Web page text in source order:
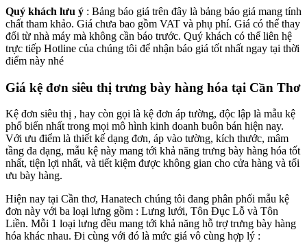
Quý khách lưu ý : Bảng báo giá trên đây là bảng báo giá mang tính
chất tham khảo. Giá chưa bao gồm VAT và phụ phí. Giá có thể thay
đổi từ nhà máy mà không cần báo trước. Quý khách có thể liên hệ
trực tiếp Hotline của chúng tôi để nhận báo giá tốt nhất ngay tại thời
điểm này nhé
Giá kệ đơn siêu thị trưng bày hàng hóa tại Cần Thơ
Kệ đơn siêu thị , hay còn gọi là kệ đơn áp tường, độc lập là mẫu kệ
phổ biến nhất trong mọi mô hình kinh doanh buôn bán hiện nay.
Với ưu điểm là thiết kế dạng đơn, áp vào tường, kích thước, mâm
tầng đa dạng, mẫu kệ này mang tới khả năng trưng bày hàng hóa tốt
nhất, tiện lợi nhất, và tiết kiệm được không gian cho cửa hàng và tối
ưu bày hàng.
Hiện nay tại Cần thơ, Hanatech chúng tôi đang phân phối mẫu kệ
đơn này với ba loại lưng gồm : Lưng lưới, Tôn Đục Lỗ và Tôn
Liền. Mỗi 1 loại lưng đều mang tới khả năng hỗ trợ trưng bày hàng
hóa khác nhau. Đi cùng với đó là mức giá vô cùng hợp lý :